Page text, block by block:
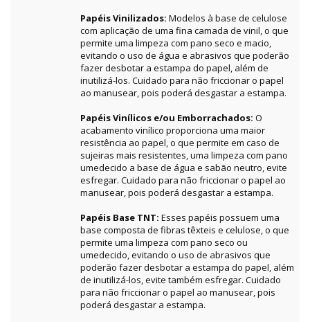
Papéis Vinilizados: Modelos à base de celulose
com aplicação de uma fina camada de vinil, o que
permite uma limpeza com pano seco e macio,
evitando o uso de água e abrasivos que poderão
fazer desbotar a estampa do papel, além de
inutilizá-los. Cuidado para não friccionar o papel
ao manusear, pois poderá desgastar a estampa.
Papéis Vinílicos e/ou Emborrachados: O
acabamento vinílico proporciona uma maior
resistência ao papel, o que permite em caso de
sujeiras mais resistentes, uma limpeza com pano
umedecido a base de água e sabão neutro, evite
esfregar. Cuidado para não friccionar o papel ao
manusear, pois poderá desgastar a estampa.
Papéis Base TNT: Esses papéis possuem uma
base composta de fibras têxteis e celulose, o que
permite uma limpeza com pano seco ou
umedecido, evitando o uso de abrasivos que
poderão fazer desbotar a estampa do papel, além
de inutilizá-los, evite também esfregar. Cuidado
para não friccionar o papel ao manusear, pois
poderá desgastar a estampa.